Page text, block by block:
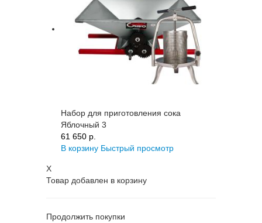
Набор для приготовления сока
Яблочный 3
61 650 p.
В корзину Быстрый просмотр
X
Товар добавлен в корзину
Продолжить покупки